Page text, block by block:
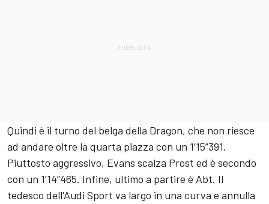
Quindi è il turno del belga della Dragon, che non riesce
ad andare oltre la quarta piazza con un 1’15”391.
Piuttosto aggressivo, Evans scalza Prost ed è secondo
con un 1’14”465. Infine, ultimo a partire è Abt. Il
tedesco dell'Audi Sport va largo in una curva e annulla